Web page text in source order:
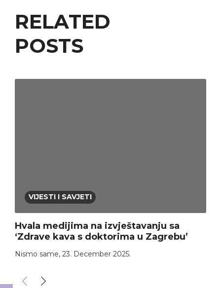
RELATED
POSTS
VIJESTI I SAVJETI
Hvala medijima na izvještavanju sa
‘Zdrave kava s doktorima u Zagrebu’
Nismo same, 23. December 2025.